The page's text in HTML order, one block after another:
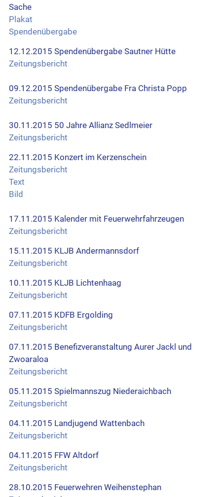
Sache
Plakat
Spendenübergabe
12.12.2015 Spendenübergabe Sautner Hütte
Zeitungsbericht
09.12.2015 Spendenübergabe Fra Christa Popp
Zeitungsbericht
30.11.2015 50 Jahre Allianz Sedlmeier
Zeitungsbericht
22.11.2015 Konzert im Kerzenschein
Zeitungsbericht
Text
Bild
17.11.2015 Kalender mit Feuerwehrfahrzeugen
Zeitungsbericht
15.11.2015 KLJB Andermannsdorf
Zeitungsbericht
10.11.2015 KLJB Lichtenhaag
Zeitungsbericht
07.11.2015 KDFB Ergolding
Zeitungsbericht
07.11.2015 Benefizveranstaltung Aurer Jackl und
Zwoaraloa
Zeitungsbericht
05.11.2015 Spielmannszug Niederaichbach
Zeitungsbericht
04.11.2015 Landjugend Wattenbach
Zeitungsbericht
04.11.2015 FFW Altdorf
Zeitungsbericht
28.10.2015 Feuerwehren Weihenstephan